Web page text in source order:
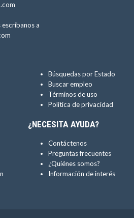
a
Búsquedas por Estado
Buscar empleo
Términos de uso
Política de privacidad
¿NECESITA AYUDA?
Contáctenos
Preguntas frecuentes
¿Quiénes somos?
Información de interés